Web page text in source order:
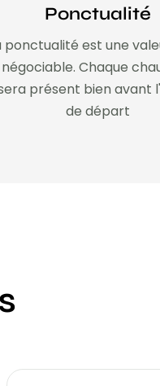
Ponctualité
ponctualité est une
négociable. Chaque
présent bien avant
de départ